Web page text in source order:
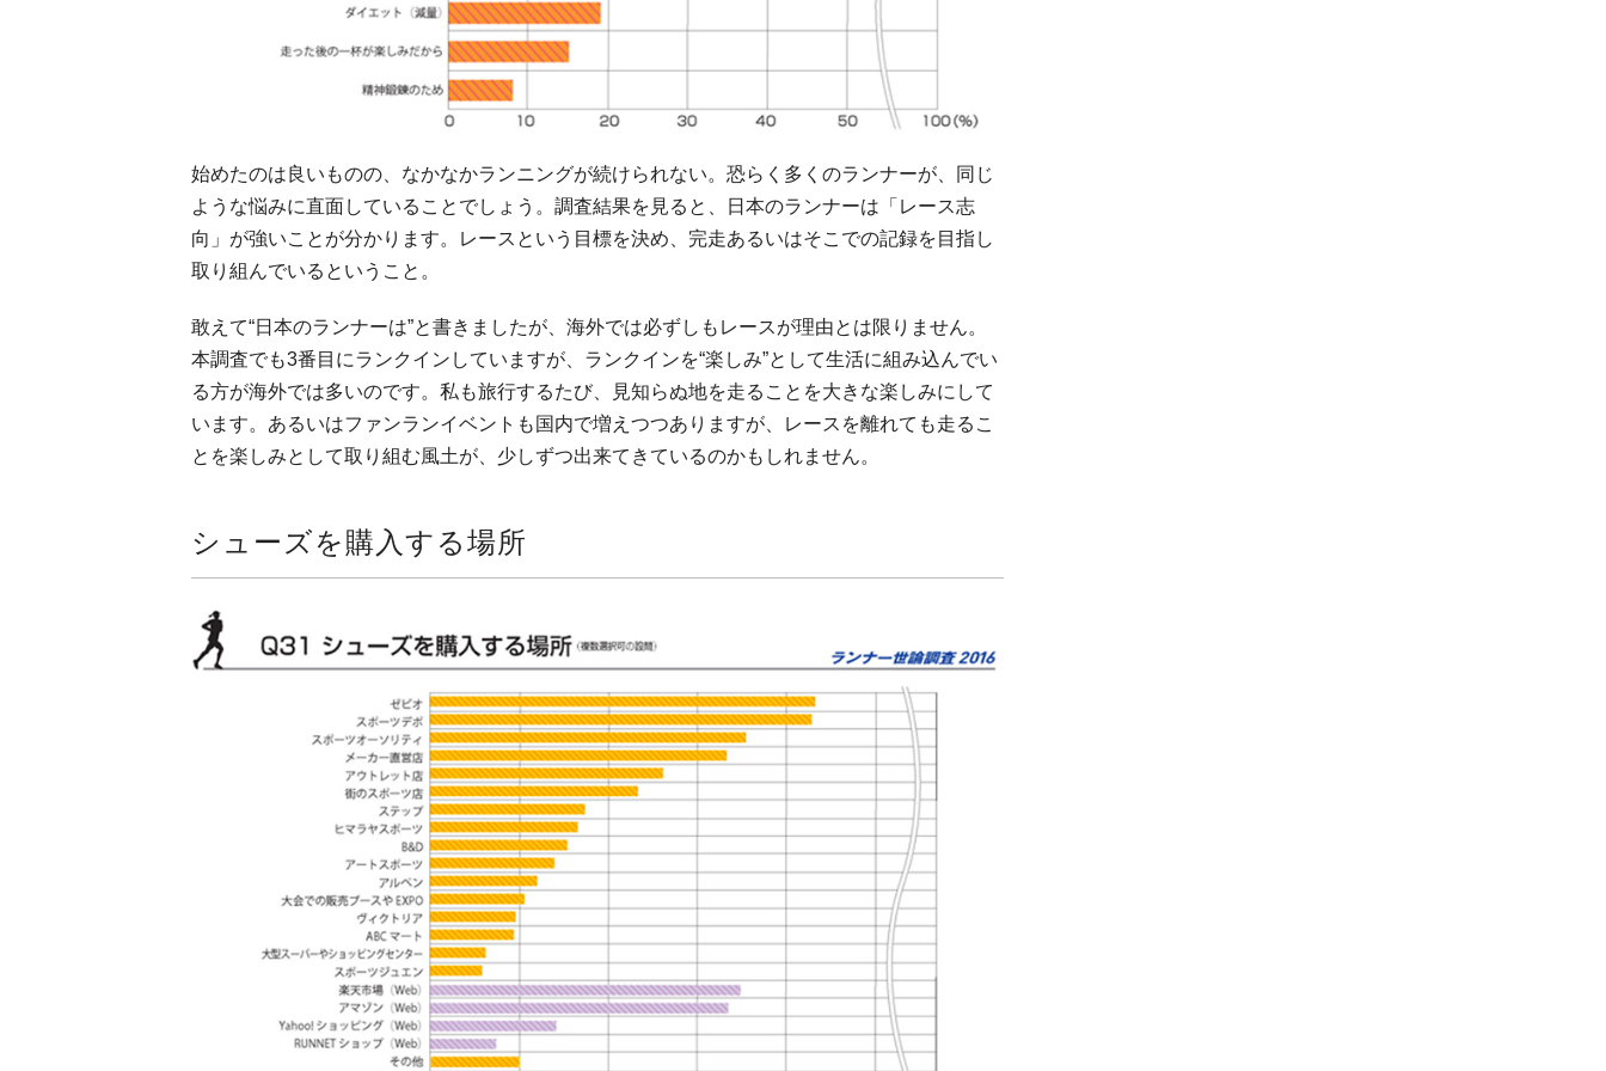
始めたのは良いものの、なかなかランニングが続けられない。恐らく多くのランナーが、同じ
ような悩みに直面していることでしょう。調査結果を見ると、日本のランナーは「レース志
向」が強いことが分かります。レースという目標を決め、完走あるいはそこでの記録を目指し
取り組んでいるということ。
敢えて“日本のランナーは”と書きましたが、海外では必ずしもレースが理由とは限りません。
本調査でも3番目にランクインしていますが、ランクインを“楽しみ”として生活に組み込んでい
る方が海外では多いのです。私も旅行するたび、見知らぬ地を走ることを大きな楽しみにして
います。あるいはファンランイベントも国内で増えつつありますが、レースを離れても走るこ
とを楽しみとして取り組む風土が、少しずつ出来てきているのかもしれません。
シューズを購入する場所